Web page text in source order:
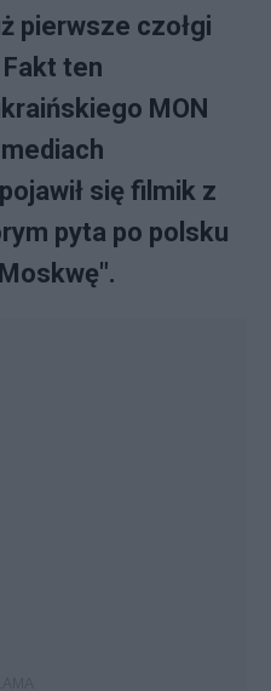
pierwsze czołgi
ten
MON
się filmik z
pyta po polsku